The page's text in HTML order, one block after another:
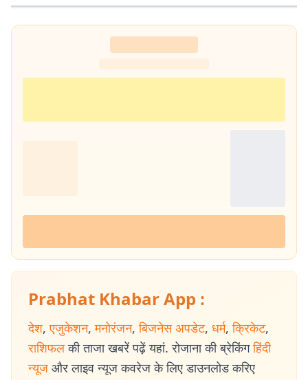
अखबारों के लिए भी रिपोर्टिंग की. 2013 में वे प्रभात खबर आए. तब से वे प्रिंट मीडिया
के साथ फिलहाल पिछले 10 सालों से प्रभात खबर डिजिटल में अपनी सेवाएं दे रहे हैं.
इन्होंने अपने करियर के शुरुआती दिनों में ही राजस्थान में होने वाली हिंदी पत्रकारिता के
300 साल के इतिहास पर एक पुस्तक 'नित नए आयाम की खोज: राजस्थानी
Prabhat Khabar App :
देश, एजुकेशन, मनोरंजन, बिजनेस अपडेट, धर्म, क्रिकेट,
राशिफल की ताजा खबरें पढ़ें यहां. रोजाना की ब्रेकिंग हिंदी
न्यूज और लाइव न्यूज कवरेज के लिए डाउनलोड करिए